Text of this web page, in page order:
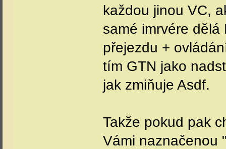
každou jinou VC,
samé imrvére
přejezdu +
tím GTN jako
jak zmiňuje Asdf.
Takže pokud pak
Vámi naznačenou